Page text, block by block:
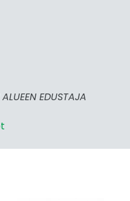
EDUSTAJA